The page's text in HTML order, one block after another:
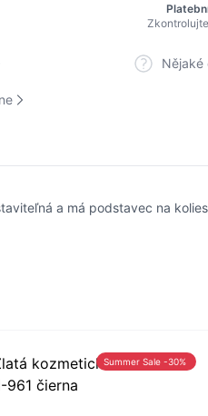
Nějaké
a má podstavec na
Summer Sale -30%